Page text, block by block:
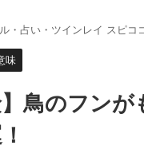
・占い・ツインレイ スピコ
味
】鳥のフン